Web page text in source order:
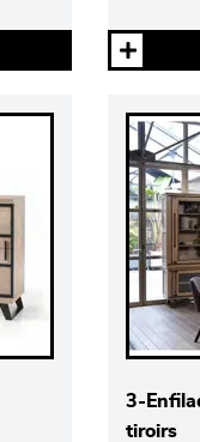
3-
tiroirs